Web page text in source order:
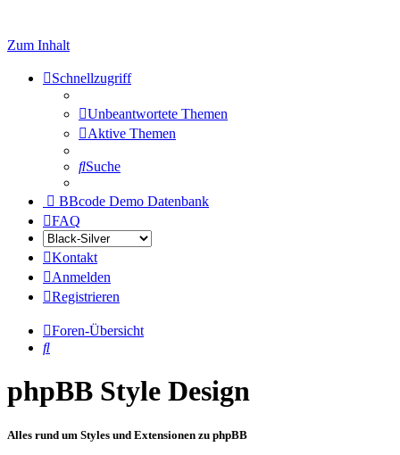
Zum Inhalt
Schnellzugriff
Unbeantwortete Themen
Aktive Themen
Suche
BBcode Demo Datenbank
FAQ
Kontakt
Anmelden
Registrieren
Foren-Übersicht
Suche
phpBB Style Design
Alles rund um Styles und Extensionen zu phpBB